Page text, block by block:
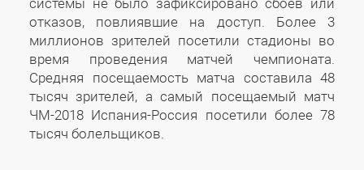
системы не было зафиксировано сбоев или
отказов, повлиявшие на доступ. Более 3
миллионов зрителей посетили стадионы во
время проведения матчей чемпионата.
Средняя посещаемость матча составила 48
тысяч зрителей, а самый посещаемый матч
ЧМ-2018 Испания-Россия посетили более 78
тысяч болельщиков.